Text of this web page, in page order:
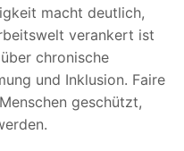
macht deutlich,
verankert ist
chronische
und Inklusion. Faire
geschützt,